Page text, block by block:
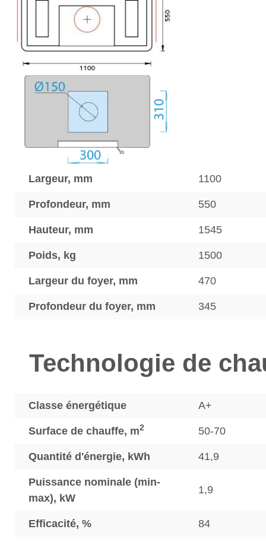
Largeur, mm 1100
Profondeur, mm 550
Hauteur, mm 1545
Poids, kg 1500
Largeur du foyer, mm 470
Profondeur du foyer, mm 345
Technologie de
Classe énergétique A+
Surface de chauffe, m2 50-70
Quantité d'énergie, kWh 41,9
Puissance nominale (min-
max), kW
1,9
Efficacité, % 84